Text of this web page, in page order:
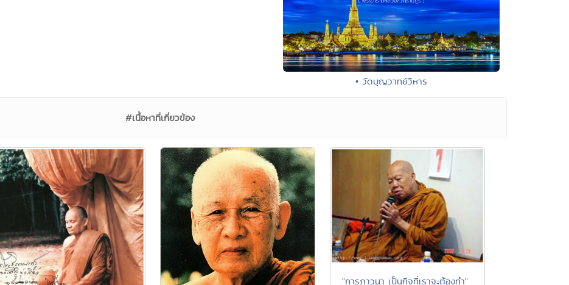
• วัดบุญวาทย์วิหาร
#เนื้อหาที่เกี่ยวข้อง
."การภาวนา เป็นกิจที่เราจะต้องทำ"